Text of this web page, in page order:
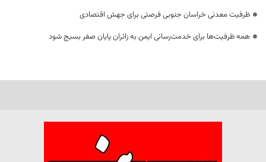
ظرفیت معدنی خراسان جنوبی فرصتی برای جهش اقتصادی
همه ظرفیت‌ها برای خدمت‌رسانی ایمن به زائران پایان صفر بسیج شود